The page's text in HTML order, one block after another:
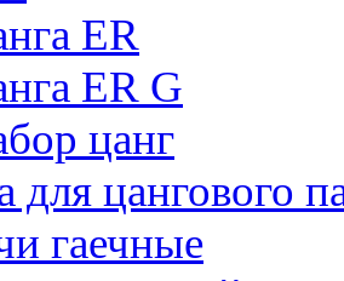
ER
ER G
цанг
для цангового
гаечные